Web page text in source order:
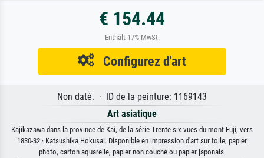
€ 154.44
Enthält 17% MwSt.
Configurez d'art
Non daté. · ID de la peinture: 1169143
Art asiatique
Kajikazawa dans la province de Kai, de la série Trente-six vues du mont Fuji, vers
1830-32 · Katsushika Hokusai. Disponible en impression d'art sur toile, papier
photo, carton aquarelle, papier non couché ou papier japonais.